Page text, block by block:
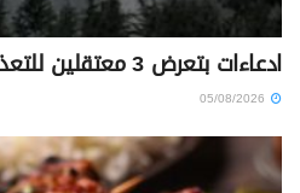
ادعاءات بتعرض 3 معتقلين للتعذيب في سجن تركي